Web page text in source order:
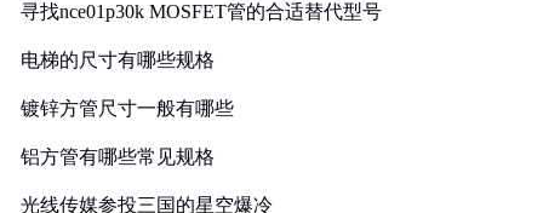
寻找nce01p30k MOSFET管的合适替代型号
电梯的尺寸有哪些规格
镀锌方管尺寸一般有哪些
铝方管有哪些常见规格
光线传媒参投三国的星空爆冷